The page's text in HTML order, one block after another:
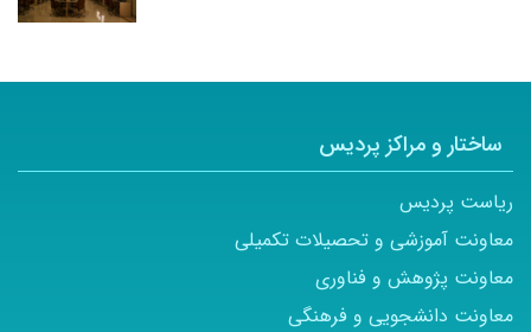
ساختار و مراکز پردیس
ریاست پردیس
معاونت آموزشی و تحصیلات تکمیلی
معاونت پژوهش و فناوری
معاونت دانشجویی و فرهنگی